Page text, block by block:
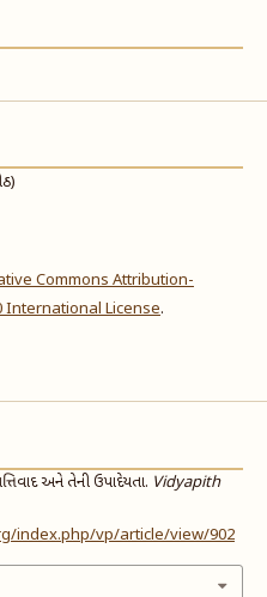
Commons Attribution-
International License.
અને તેની ઉપાદેયતા. Vidyapith
index.php/vp/article/view/902